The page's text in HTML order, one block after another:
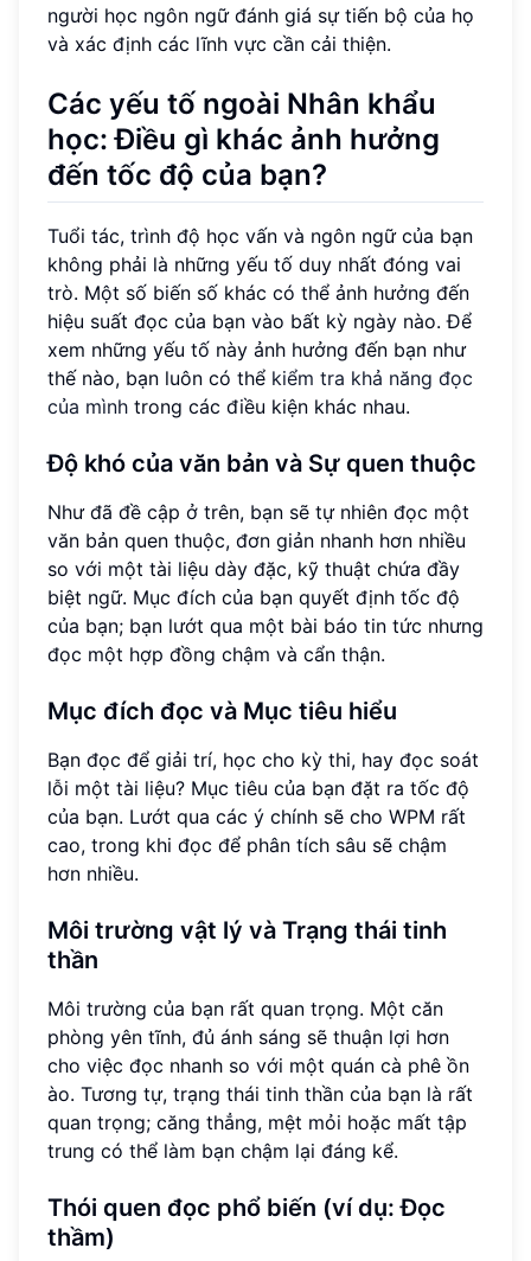
người học ngôn ngữ đánh giá sự tiến bộ của họ
và xác định các lĩnh vực cần cải thiện.
Các yếu tố ngoài Nhân khẩu
học: Điều gì khác ảnh hưởng
đến tốc độ của bạn?
Tuổi tác, trình độ học vấn và ngôn ngữ của bạn
không phải là những yếu tố duy nhất đóng vai
trò. Một số biến số khác có thể ảnh hưởng đến
hiệu suất đọc của bạn vào bất kỳ ngày nào. Để
xem những yếu tố này ảnh hưởng đến bạn như
thế nào, bạn luôn có thể kiểm tra khả năng đọc
của mình trong các điều kiện khác nhau.
Độ khó của văn bản và Sự quen thuộc
Như đã đề cập ở trên, bạn sẽ tự nhiên đọc một
văn bản quen thuộc, đơn giản nhanh hơn nhiều
so với một tài liệu dày đặc, kỹ thuật chứa đầy
biệt ngữ. Mục đích của bạn quyết định tốc độ
của bạn; bạn lướt qua một bài báo tin tức nhưng
đọc một hợp đồng chậm và cẩn thận.
Mục đích đọc và Mục tiêu hiểu
Bạn đọc để giải trí, học cho kỳ thi, hay đọc soát
lỗi một tài liệu? Mục tiêu của bạn đặt ra tốc độ
của bạn. Lướt qua các ý chính sẽ cho WPM rất
cao, trong khi đọc để phân tích sâu sẽ chậm
hơn nhiều.
Môi trường vật lý và Trạng thái tinh
thần
Môi trường của bạn rất quan trọng. Một căn
phòng yên tĩnh, đủ ánh sáng sẽ thuận lợi hơn
cho việc đọc nhanh so với một quán cà phê ồn
ào. Tương tự, trạng thái tinh thần của bạn là rất
quan trọng; căng thẳng, mệt mỏi hoặc mất tập
trung có thể làm bạn chậm lại đáng kể.
Thói quen đọc phổ biến (ví dụ: Đọc
thầm)